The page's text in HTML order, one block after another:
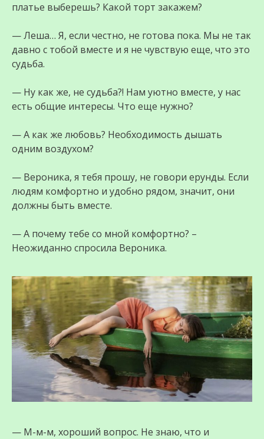
платье выберешь? Какой торт закажем?
— Леша… Я, если честно, не готова пока. Мы не так
давно с тобой вместе и я не чувствую еще, что это
судьба.
— Ну как же, не судьба?! Нам уютно вместе, у нас
есть общие интересы. Что еще нужно?
— А как же любовь? Необходимость дышать
одним воздухом?
— Вероника, я тебя прошу, не говори ерунды. Если
людям комфортно и удобно рядом, значит, они
должны быть вместе.
— А почему тебе со мной комфортно? –
Неожиданно спросила Вероника.
— М-м-м, хороший вопрос. Не знаю, что и